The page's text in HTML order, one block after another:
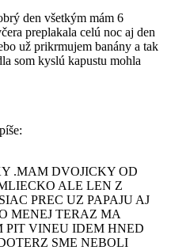
den všetkým mám 6
preplakala celú noc aj den
už prikrmujem banány a tak
som kyslú kapustu mohla
píše:
.MAM DVOJICKY OD
ALE LEN Z
PREC UZ PAPAJU AJ
MENEJ TERAZ MA
PIT VINEU IDEM HNED
SME NEBOLI